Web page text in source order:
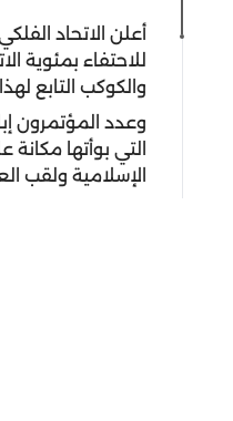
أعلن الاتحاد
والكوكب التابع
وعدد المؤتمرون
التي بوأتها
الإسلامية ولقب